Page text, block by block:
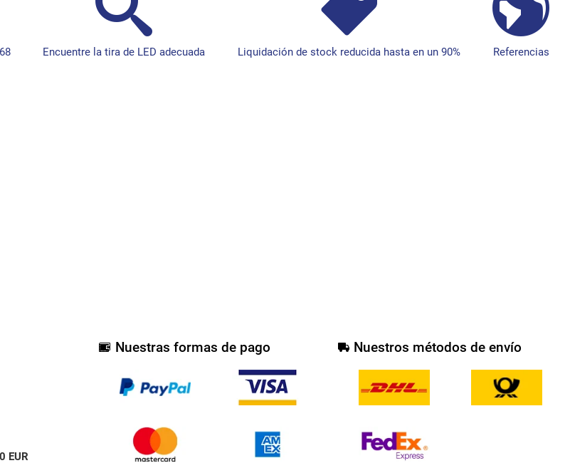
Encuentre la tira de LED adecuada Liquidación de stock reducida hasta en un 90% Referencias
EUR
Nuestras formas de pago Nuestros métodos de envío